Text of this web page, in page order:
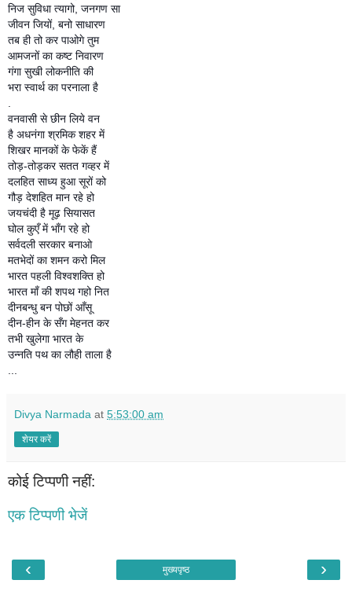
निज सुविधा त्यागो, जनगण सा
जीवन जियों, बनो साधारण
तब ही तो कर पाओगे तुम
आमजनों का कष्ट निवारण
गंगा सुखी लोकनीति की
भरा स्वार्थ का परनाला है
वनवासी से छीन लिये वन
है अधनंगा श्रमिक शहर में
शिखर मानकों के फेकें हैं
तोड़-तोड़कर सतत गव्हर में
दलहित साध्य हुआ सूरों को
गौड़ देशहित मान रहे हो
जयचंदी है मूढ़ सियासत
घोल कुएँ में भाँग रहे हो
सर्वदली सरकार बनाओ
मतभेदों का शमन करो मिल
भारत पहली विश्वशक्ति हो
भारत माँ की शपथ गहो नित
दीनबन्धु बन पोछों आँसू
दीन-हीन के सँग मेहनत कर
तभी खुलेगा भारत के
उन्नति पथ का लौही ताला है
Divya Narmada at 5:53:00 am
शेयर करें
कोई टिप्पणी नहीं:
एक टिप्पणी भेजें
‹ ›
मुख्यपृष्ठ